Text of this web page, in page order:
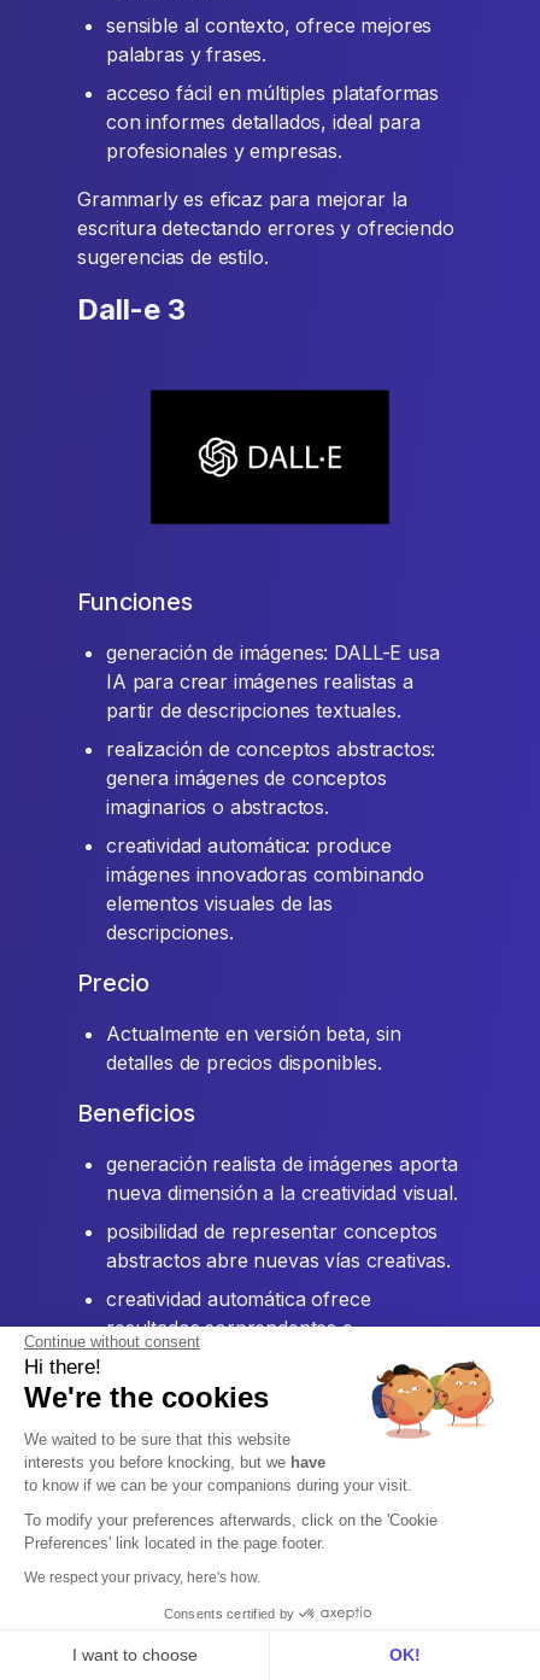
Continue without consent
Hi there!
We're the cookies
We waited to be sure that this website
interests you before knocking, but we have
to know if we can be your companions during your visit.
To modify your preferences afterwards, click on the 'Cookie
Preferences' link located in the page footer.
We respect your privacy, here's how.
Consents certified by
I want to choose OK!
sensible al contexto, ofrece mejores
palabras y frases.
acceso fácil en múltiples plataformas
con informes detallados, ideal para
profesionales y empresas.
Grammarly es eficaz para mejorar la
escritura detectando errores y ofreciendo
sugerencias de estilo.
Dall-e 3
Funciones
generación de imágenes: DALL-E usa
IA para crear imágenes realistas a
partir de descripciones textuales.
realización de conceptos abstractos:
genera imágenes de conceptos
imaginarios o abstractos.
creatividad automática: produce
imágenes innovadoras combinando
elementos visuales de las
descripciones.
Precio
Actualmente en versión beta, sin
detalles de precios disponibles.
Beneficios
generación realista de imágenes aporta
nueva dimensión a la creatividad visual.
posibilidad de representar conceptos
abstractos abre nuevas vías creativas.
creatividad automática ofrece
resultados sorprendentes e
inspiradores.
Zapier